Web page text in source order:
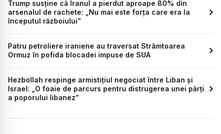
Trump susține că Iranul a pierdut aproape 80% din
arsenalul de rachete: „Nu mai este forța care era la
începutul războiului”
Patru petroliere iraniene au traversat Strâmtoarea
Ormuz în pofida blocadei impuse de SUA
Hezbollah respinge armistițiul negociat între Liban și
Israel: „O foaie de parcurs pentru distrugerea unei părți
a poporului libanez”